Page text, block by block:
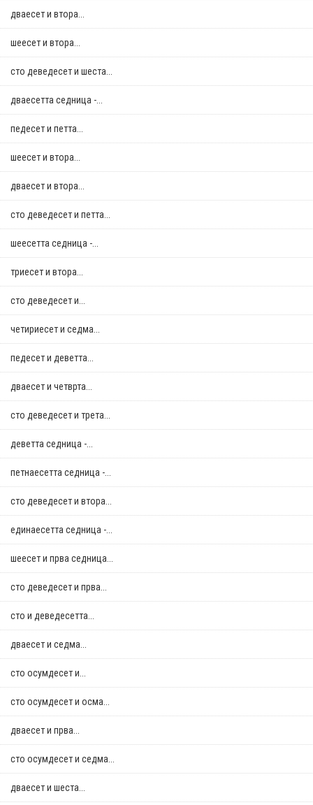
дваесет и втора...
шеесет и втора...
сто деведесет и шеста...
дваесетта седница -...
педесет и петта...
шеесет и втора...
дваесет и втора...
сто деведесет и петта...
шеесетта седница -...
триесет и втора...
сто деведесет и...
четириесет и седма...
педесет и деветта...
дваесет и четврта...
сто деведесет и трета...
деветта седница -...
петнаесетта седница -...
сто деведесет и втора...
единаесетта седница -...
шеесет и прва седница...
сто деведесет и прва...
сто и деведесетта...
дваесет и седма...
сто осумдесет и...
сто осумдесет и осма...
дваесет и прва...
сто осумдесет и седма...
дваесет и шеста...